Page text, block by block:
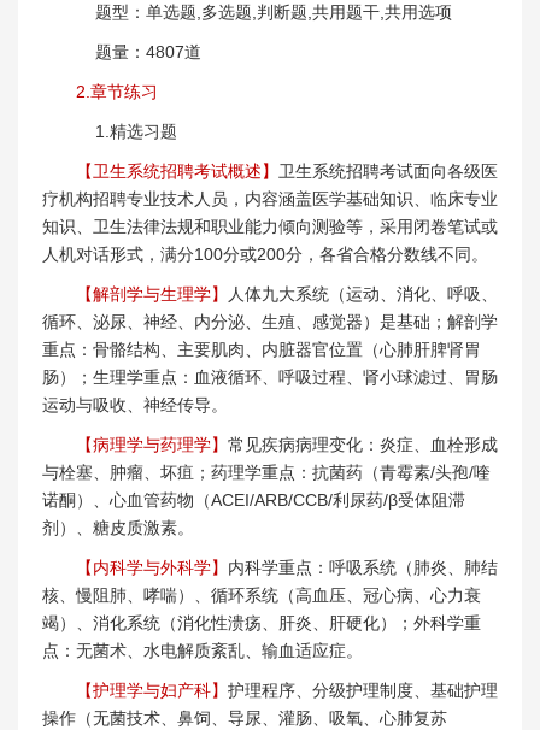
题型：单选题,多选题,判断题,共用题干,共用选项
题量：4807道
2.章节练习
1.精选习题
【卫生系统招聘考试概述】 卫生系统招聘考试面向各级医
疗机构招聘专业技术人员，内容涵盖医学基础知识、临床专业
知识、卫生法律法规和职业能力倾向测验等，采用闭卷笔试或
人机对话形式，满分100分或200分，各省合格分数线不同。
【解剖学与生理学】
人体九大系统（运动、消化、呼吸、
循环、泌尿、神经、内分泌、生殖、感觉器）是基础；解剖学
重点：骨骼结构、主要肌肉、内脏器官位置（心肺肝脾肾胃
肠）；生理学重点：血液循环、呼吸过程、肾小球滤过、胃肠
运动与吸收、神经传导。
【病理学与药理学】 常见疾病病理变化：炎症、血栓形成
与栓塞、肿瘤、坏疽；药理学重点：抗菌药（青霉素/头孢/喹
诺酮）、心血管药物（ACEI/ARB/CCB/利尿药/β受体阻滞
剂）、糖皮质激素。
【内科学与外科学】 内科学重点：呼吸系统（肺炎、肺结
核、慢阻肺、哮喘）、循环系统（高血压、冠心病、心力衰
竭）、消化系统（消化性溃疡、肝炎、肝硬化）；外科学重
点：无菌术、水电解质紊乱、输血适应症。
【护理学与妇产科】 护理程序、分级护理制度、基础护理
操作（无菌技术、鼻饲、导尿、灌肠、吸氧、心肺复苏